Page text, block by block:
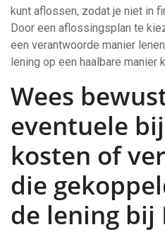
kunt aflossen, zodat je niet in
Door een aflossingsplan te
een verantwoorde manier
lening op een haalbare manier
Wees
eventuele
kosten of
die
de lening bij